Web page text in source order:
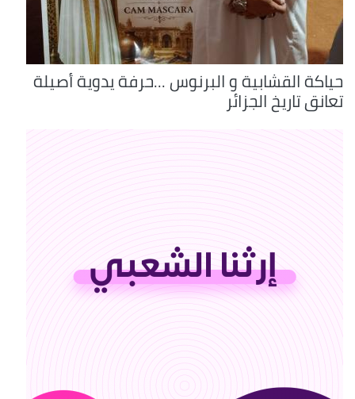
حياكة القشابية و البرنوس ...حرفة يدوية أصيلة
تعانق تاريخ الجزائر